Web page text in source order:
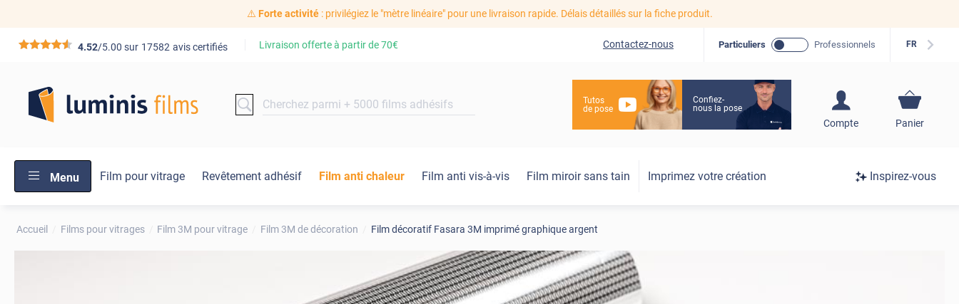
⚠️ Forte activité: privilégiez le "mètre linéaire" pour une livraison rapide. Délais détaillés sur la fiche produit.
*****4.52/5.00 sur 17582 avis certifiés Livraison offerte à partir de70€ Contactez-nous Particuliers Professionnels FR
Tutos
de pose
Confiez-
nous la pose
Compte
S'inscrire / Se
Panier
Menu Film pour vitrage Revêtement adhésif Film anti chaleur Film anti vis-à-vis Film miroir sans tain Imprimez votre création Inspirez-vous
Accueil Films pour vitrages Film 3M pour vitrage Film 3M de décoration Film décoratif Fasara 3M imprimé graphique argent